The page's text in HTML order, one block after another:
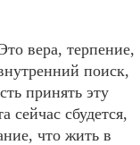
вера, терпение,
поиск,
принять эту
сейчас сбудется,
что жить в